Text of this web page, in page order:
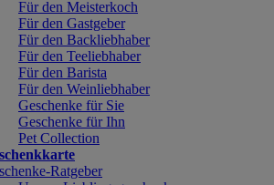
Für den Meisterkoch
Für den Gastgeber
Für den Backliebhaber
Für den Teeliebhaber
Für den Barista
Für den Weinliebhaber
Geschenke für Sie
Geschenke für Ihn
Pet Collection
Ratgeber